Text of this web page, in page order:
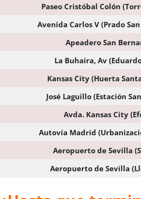
Paseo Cristóbal Colón
Avenida Carlos V (Prado
Apeadero San
La Buhaira, Av
Kansas City (Huerta
José Laguillo (Estación
Avda. Kansas City
Autovía Madrid
Aeropuerto de Sevilla
Aeropuerto de Sevilla